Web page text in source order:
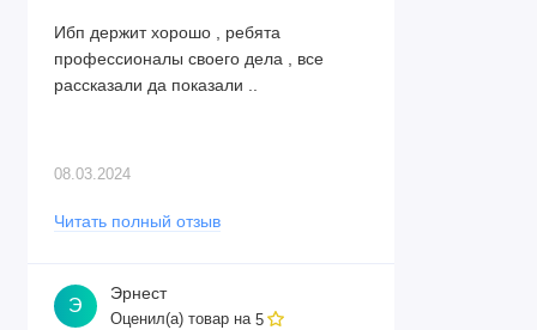
Ибп держит хорошо , ребята
профессионалы своего дела , все
рассказали да показали ..
08.03.2024
Читать полный отзыв
Э
Эрнест
Оценил(а) товар на 5